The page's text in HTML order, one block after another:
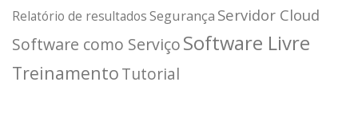
Relatório de resultadosSegurança Servidor Cloud
Software como ServiçoSoftware Livre
TreinamentoTutorial